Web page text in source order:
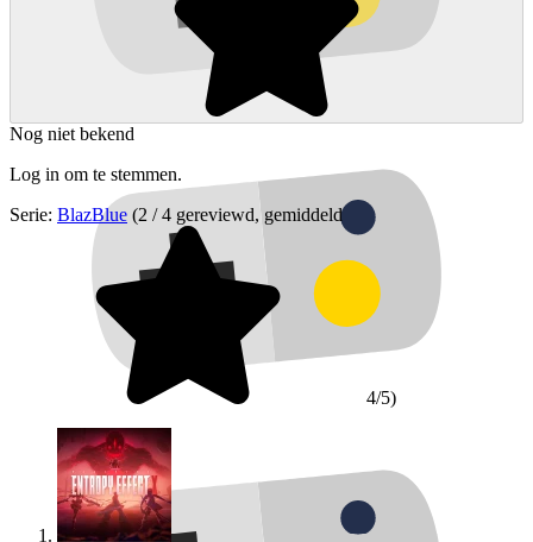
Nog niet bekend
Log in om te stemmen.
Serie: BlazBlue (2 / 4 gereviewd, gemiddeld
4/5)